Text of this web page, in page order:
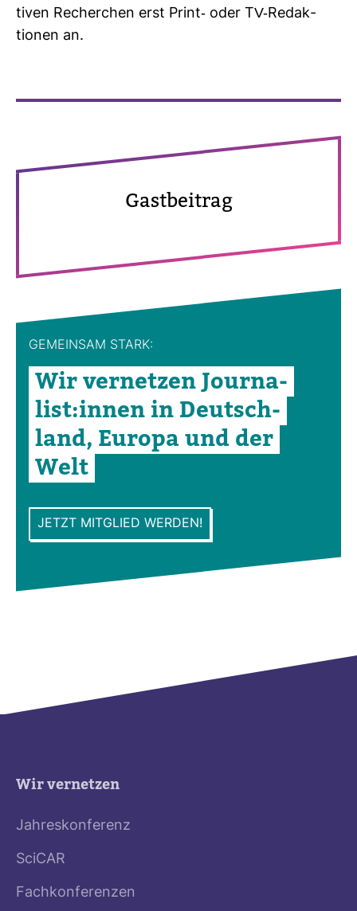
tiven Recher­chen erst Print-​ oder TV-​Redak­
tionen an.
Gast­bei­trag
GEMEINSAM STARK:
Wir ver­netzen Jour­na­
list:innen in Deutsch­
land, Europa und der
Welt
JETZT MITGLIED WERDEN!
Wir vernetzen
Jahreskonferenz
SciCAR
Fachkonferenzen